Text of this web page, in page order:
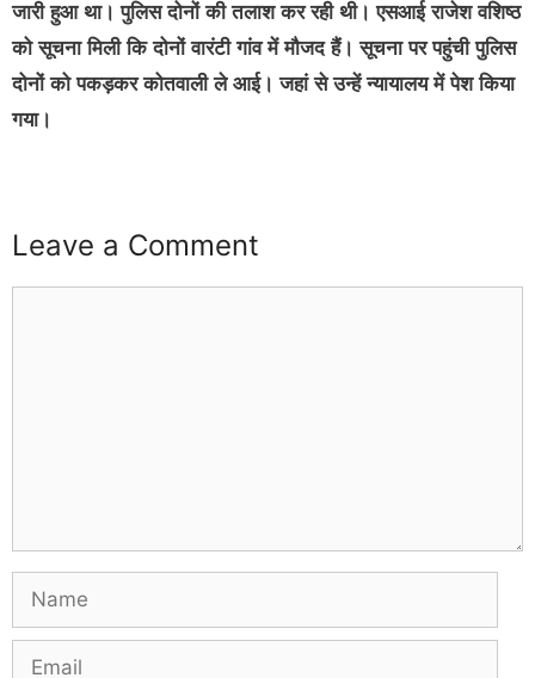
जारी हुआ था। पुलिस दोनों की तलाश कर रही थी। एसआई राजेश वशिष्ठ
को सूचना मिली कि दोनों वारंटी गांव में मौजद हैं। सूचना पर पहुंची पुलिस
दोनों को पकड़कर कोतवाली ले आई। जहां से उन्हें न्यायालय में पेश किया
गया।
Leave a Comment